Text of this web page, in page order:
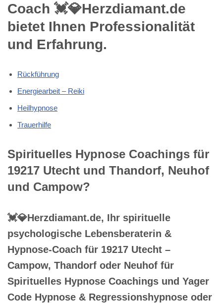
Coach 💓️💎Herzdiamant.de
bietet Ihnen Professionalität
und Erfahrung.
Rückführung
Energiearbeit – Reiki
Heilhypnose
Trauerhilfe
Spirituelles Hypnose Coachings für
19217 Utecht und Thandorf, Neuhof
und Campow?
💓️💎Herzdiamant.de, Ihr spirituelle
psychologische Lebensberaterin &
Hypnose-Coach für 19217 Utecht –
Campow, Thandorf oder Neuhof für
Spirituelles Hypnose Coachings und Yager
Code Hypnose & Regressionshypnose oder